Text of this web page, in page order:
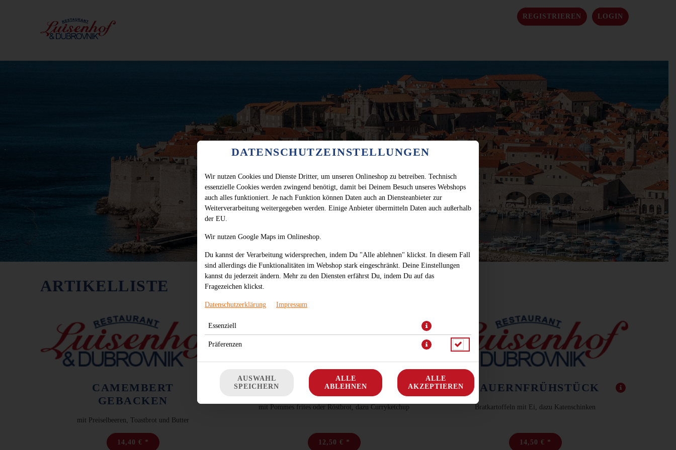
REGISTRIEREN LOGIN
ARTIKELLISTE
CAMEMBERT
GEBACKEN
mit Preiselbeeren, Toastbrot und Butter
14,40 € *
CURRYWURST
mit Pommes frites oder Röstbrot, dazu Curryketchup
12,50 € *
BAUERNFRÜHSTÜCK
Bratkartoffeln mit Ei, dazu Katenschinken
14,50 € *
DATENSCHUTZEINSTELLUNGEN
Wir nutzen Cookies und Dienste Dritter, um unseren Onlineshop zu betreiben. Technisch
essenzielle Cookies werden zwingend benötigt, damit bei Deinem Besuch unseres Webshops
auch alles funktioniert. Je nach Funktion können Daten auch an Diensteanbieter zur
Weiterverarbeitung weitergegeben werden. Einige Anbieter übermitteln Daten auch außerhalb
der EU.
Wir nutzen Google Maps im Onlineshop.
Du kannst der Verarbeitung widersprechen, indem Du "Alle ablehnen" klickst. In diesem Fall
sind allerdings die Funktionalitäten im Webshop stark eingeschränkt. Deine Einstellungen
kannst du jederzeit ändern. Mehr zu den Diensten erfährst Du, indem Du auf das
Fragezeichen klickst.
Datenschutzerklärung Impressum
Essenziell
Präferenzen
AUSWAHL
SPEICHERN
ALLE
ABLEHNEN
ALLE
AKZEPTIEREN